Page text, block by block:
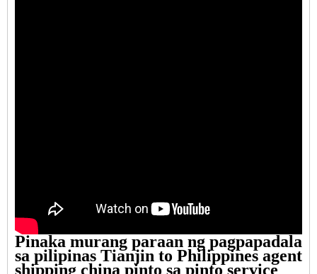
Pinaka murang paraan ng pagpapadala
sa pilipinas Tianjin to Philippines agent
shipping china pinto sa pinto service